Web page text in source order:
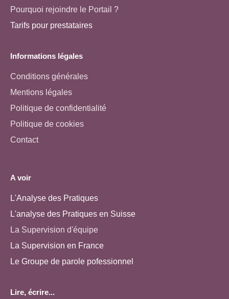
Pourquoi rejoindre le Portail ?
Tarifs pour prestataires
Informations légales
Conditions générales
Mentions légales
Politique de confidentialité
Politique de cookies
Contact
A voir
L'Analyse des Pratiques
L'analyse des Pratiques en Suisse
La Supervision d'équipe
La Supervision en France
Le Groupe de parole pofessionnel
Lire, écrire...